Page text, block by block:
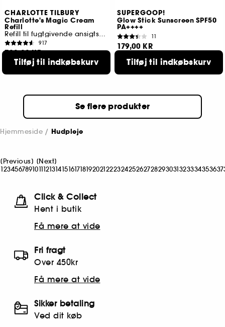
CHARLOTTE TILBURY
Charlotte's Magic Cream
Refill
Refill til fugtgivende ansigtscreme
917
730,00 KR
2 størrelser tilgængelige
Tilføj til indkøbskurv
SUPERGOOP!
Glow Stick Sunscreen SPF50
PA++++
11
179,00 KR
Tilføj til indkøbskurv
Se flere produkter
Hjemmeside Hudpleje
[Previous] [Next]
12345678910111213141516171819202122232425262728293031323334353637
Click & Collect
Hent i butik
Få mere at vide
Fri fragt
Over 450kr
Få mere at vide
Sikker betaling
Ved dit køb